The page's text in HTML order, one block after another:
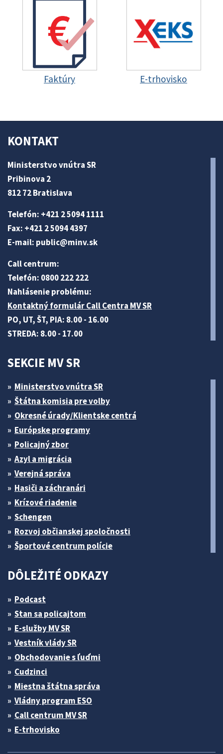
Faktúry E-trhovisko
KONTAKT
Ministerstvo vnútra SR
Pribinova 2
812 72 Bratislava
Telefón: +421 2 5094 1111
Fax: +421 2 5094 4397
E-mail: public@minv.sk
Call centrum:
Telefón: 0800 222 222
Nahlásenie problému:
Kontaktný formulár Call Centra MV SR
PO, UT, ŠT, PIA: 8.00 - 16.00
STREDA: 8.00 - 17.00
SEKCIE MV SR
Ministerstvo vnútra SR
Štátna komisia pre volby
Okresné úrady/Klientske centrá
Európske programy
Policajný zbor
Azyl a migrácia
Verejná správa
Hasiči a záchranári
Krízové riadenie
Schengen
Rozvoj občianskej spoločnosti
Športové centrum polície
DÔLEŽITÉ ODKAZY
Podcast
Stan sa policajtom
E-služby MV SR
Vestník vlády SR
Obchodovanie s ľuďmi
Cudzinci
Miestna štátna správa
Vládny program ESO
Call centrum MV SR
E-trhovisko